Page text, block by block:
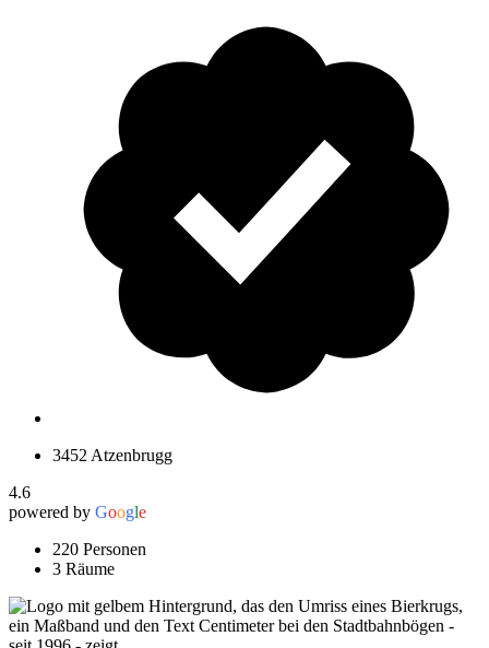
3452 Atzenbrugg
4.6
powered by Google
220 Personen
3 Räume